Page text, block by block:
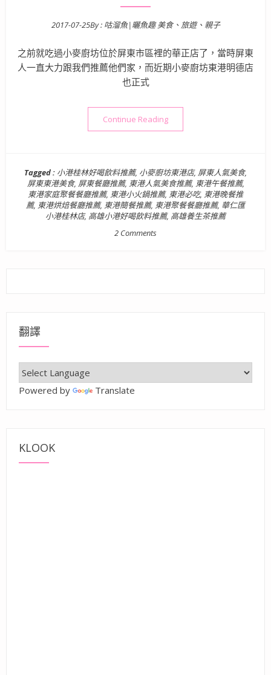
Posted on
2017-07-25By : 咕溜魚|曬魚趣 美食、旅遊、親子
之前就吃過小麥廚坊位於屏東市區裡的華正店了，當時屏東
人一直大力跟我們推薦他們家，而近期小麥廚坊東港明德店
也正式
Continue Reading“【屏東東港美食】Wheat 小
Tagged : 小港桂林好喝飲料推薦, 小麥廚坊東港店, 屏東人氣美食,
屏東東港美食, 屏東餐廳推薦, 東港人氣美食推薦, 東港午餐推薦,
東港家庭聚餐餐廳推薦, 東港小火鍋推薦, 東港必吃, 東港晚餐推
薦, 東港烘焙餐廳推薦, 東港簡餐推薦, 東港聚餐餐廳推薦, 華仁匯
小港桂林店, 高雄小港好喝飲料推薦, 高雄養生茶推薦
2 Comments
翻譯
Powered by Translate
KLOOK